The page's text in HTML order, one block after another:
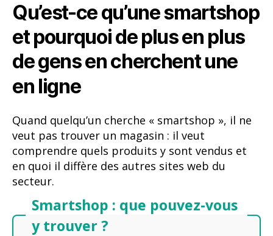
Qu’est-ce qu’une smartshop
et pourquoi de plus en plus
de gens en cherchent une
en ligne
Quand quelqu’un cherche « smartshop », il ne
veut pas trouver un magasin : il veut
comprendre quels produits y sont vendus et
en quoi il diffère des autres sites web du
secteur.
Smartshop : que pouvez-vous
y trouver ?